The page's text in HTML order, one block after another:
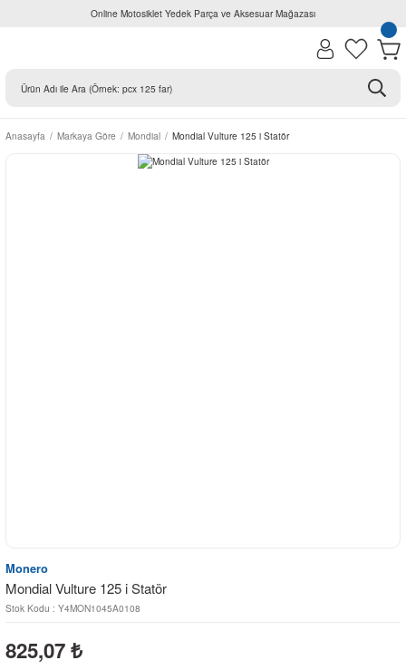
Online Motosiklet Yedek Parça ve Aksesuar Mağazası
Anasayfa Markaya Göre Mondial Mondial Vulture 125 i Statör
Monero
Mondial Vulture 125 i Statör
Stok Kodu : Y4MON1045A0108
825,07 ₺